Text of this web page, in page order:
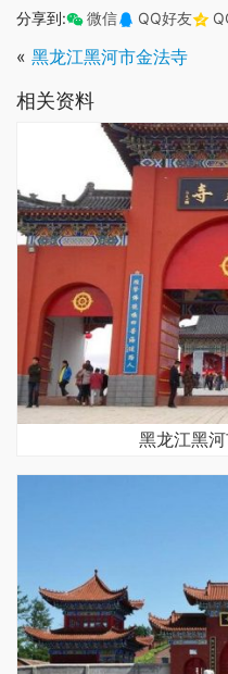
分享到: 微信 QQ好友
« 黑龙江黑河市金法寺
相关资料
黑龙江黑